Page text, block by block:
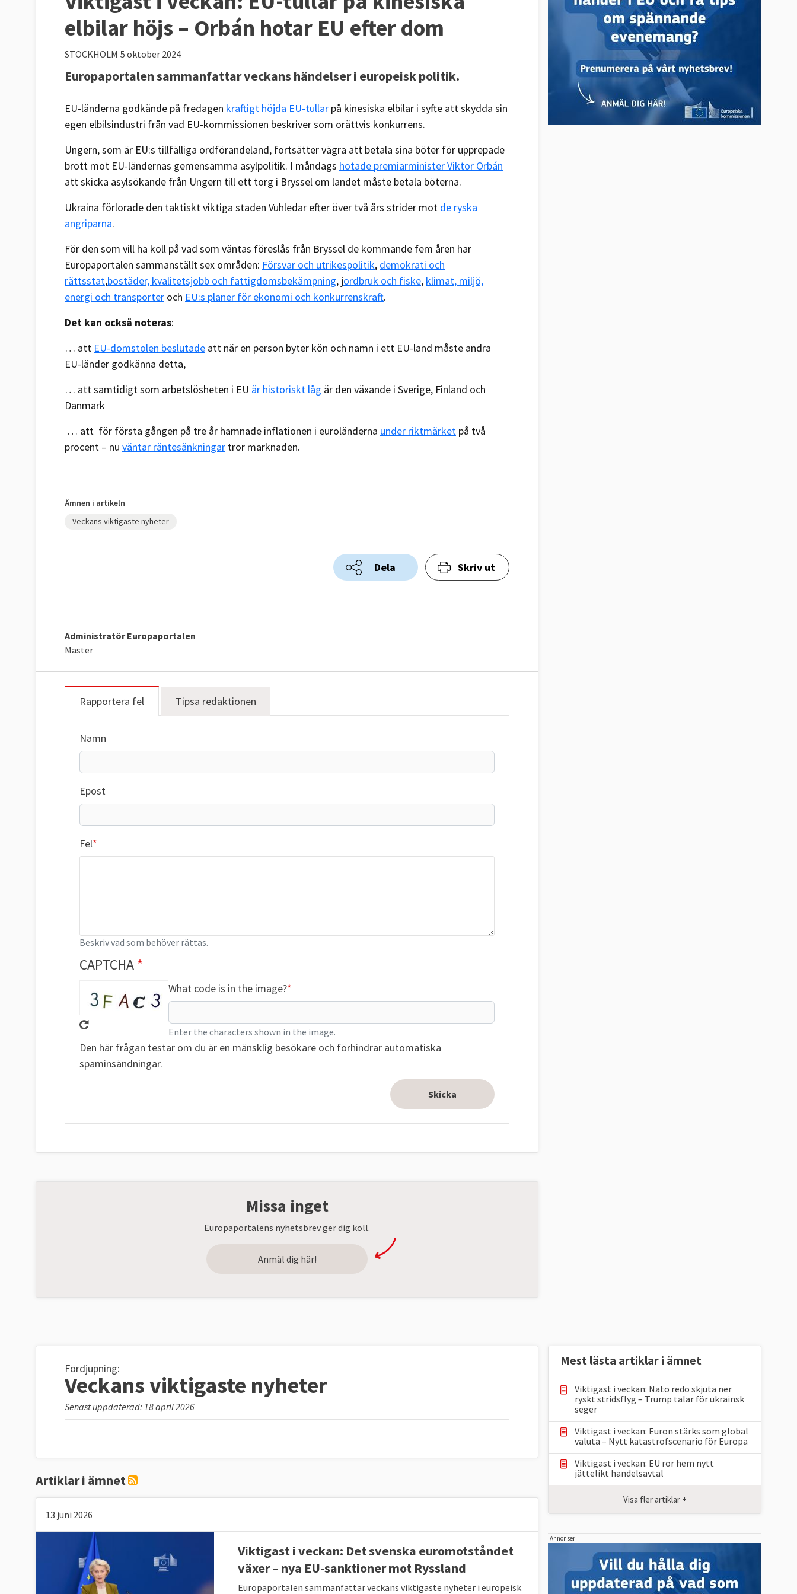
elbilar höjs – Orbán hotar EU efter dom
STOCKHOLM 5 oktober 2024
Europaportalen sammanfattar veckans händelser i europeisk politik.
EU-länderna godkände på fredagen kraftigt höjda EU-tullar på kinesiska elbilar i syfte att skydda sin
egen elbilsindustri från vad EU-kommissionen beskriver som orättvis konkurrens.
Ungern, som är EU:s tillfälliga ordförandeland, fortsätter vägra att betala sina böter för upprepade
brott mot EU-ländernas gemensamma asylpolitik. I måndags hotade premiärminister Viktor Orbán
att skicka asylsökande från Ungern till ett torg i Bryssel om landet måste betala böterna.
Ukraina förlorade den taktiskt viktiga staden Vuhledar efter över två års strider mot de ryska
angriparna.
För den som vill ha koll på vad som väntas föreslås från Bryssel de kommande fem åren har
Europaportalen sammanställt sex områden: Försvar och utrikespolitik, demokrati och
rättsstat,bostäder, kvalitetsjobb och fattigdomsbekämpning, jordbruk och fiske, klimat, miljö,
energi och transporter och EU:s planer för ekonomi och konkurrenskraft.
Det kan också noteras:
… att EU-domstolen beslutade att när en person byter kön och namn i ett EU-land måste andra
EU-länder godkänna detta,
… att samtidigt som arbetslösheten i EU är historiskt låg är den växande i Sverige, Finland och
Danmark
… att för första gången på tre år hamnade inflationen i euroländerna under riktmärket på två
procent – nu väntar räntesänkningar tror marknaden.
Ämnen i artikeln
Veckans viktigaste nyheter
Dela Skriv ut
Administratör Europaportalen
Master
Rapportera fel Tipsa redaktionen
Namn
Epost
Fel
Beskriv vad som behöver rättas.
CAPTCHA
What code is in the image?
Enter the characters shown in the image.
Den här frågan testar om du är en mänsklig besökare och förhindrar automatiska
spaminsändningar.
Missa inget
Europaportalens nyhetsbrev ger dig koll.
Anmäl dig här!
Fördjupning:
Veckans viktigaste nyheter
Senast uppdaterad: 18 april 2026
Artiklar i ämnet
13 juni 2026
Viktigast i veckan: Det svenska euromotståndet
växer – nya EU-sanktioner mot Ryssland
Europaportalen sammanfattar veckans viktigaste nyheter i europeisk
Mest lästa artiklar i ämnet
Viktigast i veckan: Nato redo skjuta ner
ryskt stridsflyg – Trump talar för ukrainsk
seger
Viktigast i veckan: Euron stärks som global
valuta – Nytt katastrofscenario för Europa
Viktigast i veckan: EU ror hem nytt
jättelikt handelsavtal
Visa fler artiklar +
Annonser